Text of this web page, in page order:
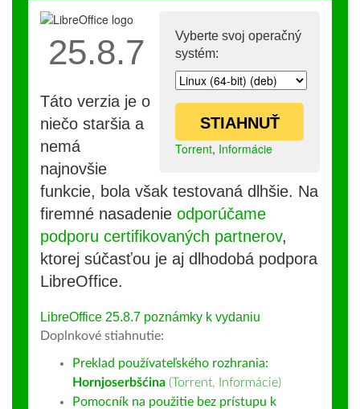
Vyberte svoj operačný
systém:
STIAHNUŤ
Torrent, Informácie
25.8.7
Táto verzia je o
niečo staršia a
nemá
najnovšie
funkcie, bola však testovaná dlhšie. Na
firemné nasadenie odporúčame
podporu certifikovaných partnerov,
ktorej súčasťou je aj dlhodobá podpora
LibreOffice.
LibreOffice 25.8.7 poznámky k vydaniu
Doplnkové stiahnutie:
Preklad používateľského rozhrania:
Hornjoserbšćina (Torrent, Informácie)
Pomocník na použitie bez prístupu k